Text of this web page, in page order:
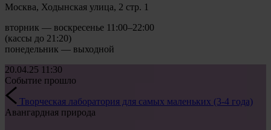
Москва, Ходынская улица, 2 стр. 1
вторник — воскресенье 11:00–22:00
(кассы до 21:20)
понедельник — выходной
20.04.25 11:30
Событие прошло
Творческая лаборатория для самых маленьких (3-4 года)
Авангардная природа